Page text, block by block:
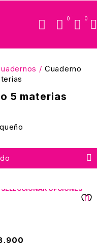
0 0
5 materias
/ Cuaderno
SELECCIONAR OPCIONES